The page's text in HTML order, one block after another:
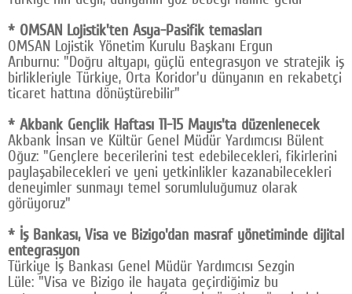
* OMSAN Lojistik'ten Asya-Pasifik temasları
OMSAN Lojistik Yönetim Kurulu Başkanı Ergun
Arıburnu: "Doğru altyapı, güçlü entegrasyon ve stratejik iş
birlikleriyle Türkiye, Orta Koridor'u dünyanın en rekabetçi
ticaret hattına dönüştürebilir"
* Akbank Gençlik Haftası 11-15 Mayıs'ta düzenlenecek
Akbank İnsan ve Kültür Genel Müdür Yardımcısı Bülent
Oğuz: "Gençlere becerilerini test edebilecekleri, fikirlerini
paylaşabilecekleri ve yeni yetkinlikler kazanabilecekleri
deneyimler sunmayı temel sorumluluğumuz olarak
görüyoruz"
* İş Bankası, Visa ve Bizigo'dan masraf yönetiminde dijital
entegrasyon
Türkiye İş Bankası Genel Müdür Yardımcısı Sezgin
Lüle: "Visa ve Bizigo ile hayata geçirdiğimiz bu